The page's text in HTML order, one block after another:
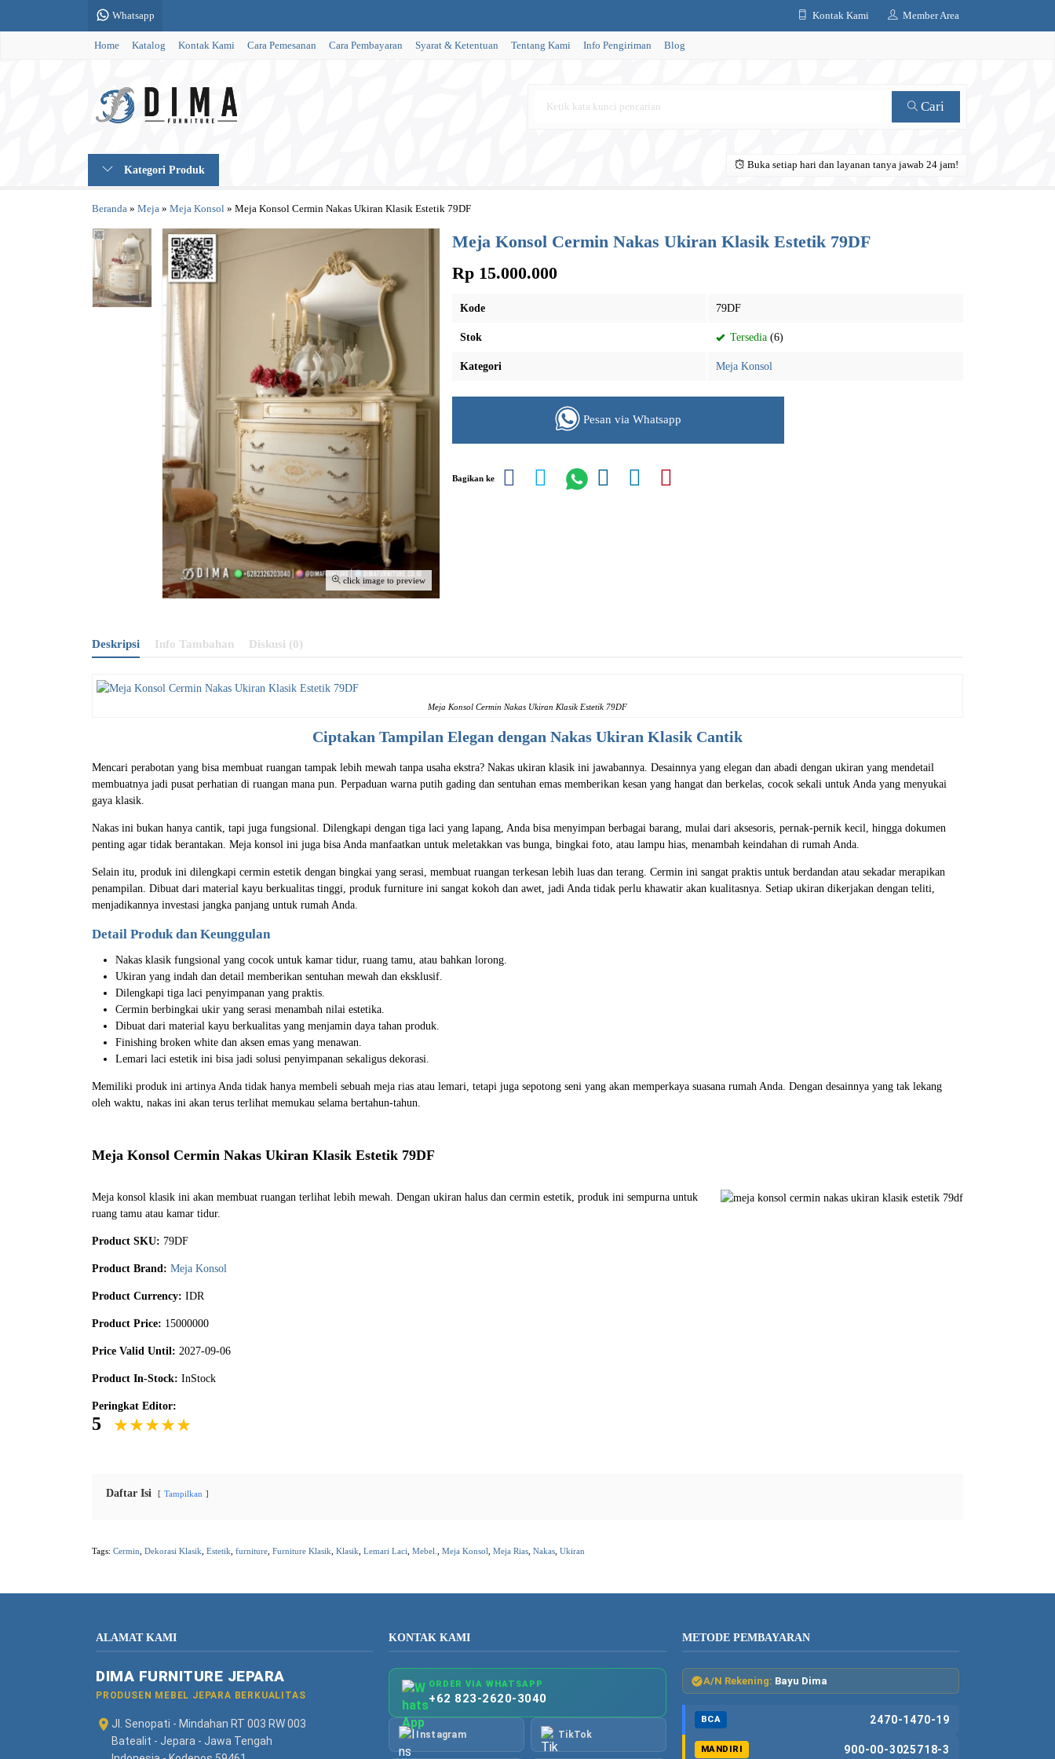
Whatsapp Kontak Kami Member Area
Home Katalog Kontak Kami Cara Pemesanan Cara Pembayaran Syarat & Ketentuan Tentang Kami Info Pengiriman Blog
Cari
Kategori Produk Buka setiap hari dan layanan tanya jawab 24 jam!
Beranda » Meja » Meja Konsol » Meja Konsol Cermin Nakas Ukiran Klasik Estetik 79DF
click image to preview
Meja Konsol Cermin Nakas Ukiran Klasik Estetik 79DF
Rp 15.000.000
Kode 79DF
Stok Tersedia (6)
Kategori Meja Konsol
Pesan via Whatsapp
Bagikan ke
Deskripsi Info Tambahan Diskusi (0)
Meja Konsol Cermin Nakas Ukiran Klasik Estetik 79DF
Ciptakan Tampilan Elegan dengan Nakas Ukiran Klasik Cantik
Mencari perabotan yang bisa membuat ruangan tampak lebih mewah tanpa usaha ekstra? Nakas ukiran klasik ini jawabannya. Desainnya yang elegan dan abadi dengan ukiran yang mendetail
membuatnya jadi pusat perhatian di ruangan mana pun. Perpaduan warna putih gading dan sentuhan emas memberikan kesan yang hangat dan berkelas, cocok sekali untuk Anda yang menyukai
gaya klasik.
Nakas ini bukan hanya cantik, tapi juga fungsional. Dilengkapi dengan tiga laci yang lapang, Anda bisa menyimpan berbagai barang, mulai dari aksesoris, pernak-pernik kecil, hingga dokumen
penting agar tidak berantakan. Meja konsol ini juga bisa Anda manfaatkan untuk meletakkan vas bunga, bingkai foto, atau lampu hias, menambah keindahan di rumah Anda.
Selain itu, produk ini dilengkapi cermin estetik dengan bingkai yang serasi, membuat ruangan terkesan lebih luas dan terang. Cermin ini sangat praktis untuk berdandan atau sekadar merapikan
penampilan. Dibuat dari material kayu berkualitas tinggi, produk furniture ini sangat kokoh dan awet, jadi Anda tidak perlu khawatir akan kualitasnya. Setiap ukiran dikerjakan dengan teliti,
menjadikannya investasi jangka panjang untuk rumah Anda.
Detail Produk dan Keunggulan
Nakas klasik fungsional yang cocok untuk kamar tidur, ruang tamu, atau bahkan lorong.
Ukiran yang indah dan detail memberikan sentuhan mewah dan eksklusif.
Dilengkapi tiga laci penyimpanan yang praktis.
Cermin berbingkai ukir yang serasi menambah nilai estetika.
Dibuat dari material kayu berkualitas yang menjamin daya tahan produk.
Finishing broken white dan aksen emas yang menawan.
Lemari laci estetik ini bisa jadi solusi penyimpanan sekaligus dekorasi.
Memiliki produk ini artinya Anda tidak hanya membeli sebuah meja rias atau lemari, tetapi juga sepotong seni yang akan memperkaya suasana rumah Anda. Dengan desainnya yang tak lekang
oleh waktu, nakas ini akan terus terlihat memukau selama bertahun-tahun.
Meja Konsol Cermin Nakas Ukiran Klasik Estetik 79DF
Meja konsol klasik ini akan membuat ruangan terlihat lebih mewah. Dengan ukiran halus dan cermin estetik, produk ini sempurna untuk
ruang tamu atau kamar tidur.
Product SKU: 79DF
Product Brand: Meja Konsol
Product Currency: IDR
Product Price: 15000000
Price Valid Until: 2027-09-06
Product In-Stock: InStock
Peringkat Editor:
5
Daftar Isi Tampilkan
Tags: Cermin Dekorasi Klasik Estetik furniture Furniture Klasik Klasik Lemari Laci Mebel. Meja Konsol Meja Rias Nakas Ukiran
ALAMAT KAMI
DIMA FURNITURE JEPARA
PRODUSEN MEBEL JEPARA BERKUALITAS
Jl. Senopati - Mindahan RT 003 RW 003
Batealit - Jepara - Jawa Tengah
KONTAK KAMI
ORDER VIA WHATSAPP
+62 823-2620-3040
Instagram TikTok
METODE PEMBAYARAN
A/N Rekening: Bayu Dima
BCA 2470-1470-19
MANDIRI 900-00-3025718-3